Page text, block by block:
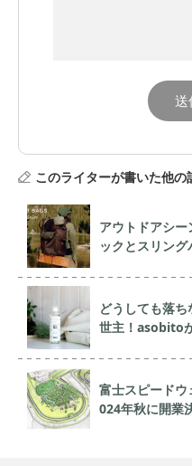
このライターが書いた他の
アウトドアシ
ックとスリン
どうしても落
世主！asobito
富士スピード
024年秋に開業